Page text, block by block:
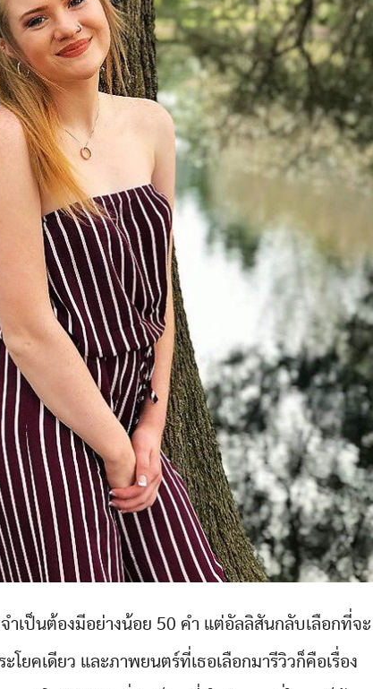
ำเป็นต้องมีอย่างน้อย 50 คำ แต่อัลลิสันกลับเลือกที่จะ
โยคเดียว และภาพยนตร์ที่เธอเลือกมารีวิวก็คือเรื่อง